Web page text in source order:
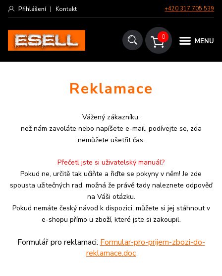
+420 317 705 539
Přihlášení | Kontakt
MENU
0
Reklamace
Vážený zákazníku,
než nám zavoláte nebo napíšete e-mail, podívejte se, zda
nemůžete ušetřit čas.
Přečetl jste si uživatelský manuál?
Pokud ne, určitě tak učiňte a řiďte se pokyny v něm! Je zde
spousta užitečných rad, možná že právě tady naleznete odpověď
na Váši otázku.
Pokud nemáte český návod k dispozici, můžete si jej stáhnout v
e-shopu přímo u zboží, které jste si zakoupil.
Formulář pro reklamaci: Formular-pro-prijem-zbozi-do-
reklamace.doc